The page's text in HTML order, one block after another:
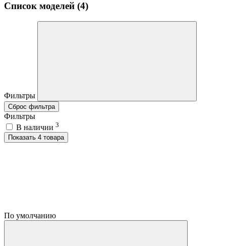
Список моделей (4)
Фильтры
Сброс фильтра
Фильтры
В наличии 3
Показать 4 товара
По умолчанию